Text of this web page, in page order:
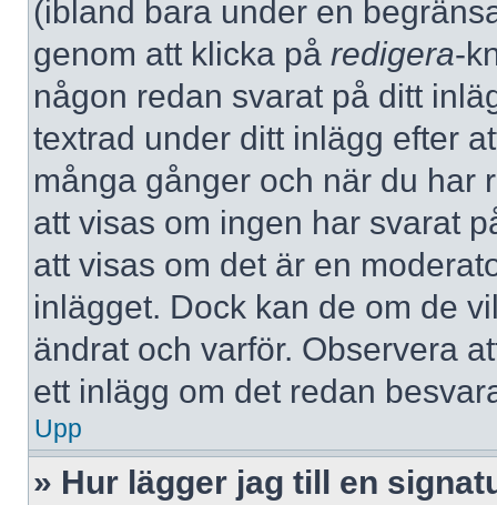
(ibland bara under en
genom att klicka på redigera-
någon redan svarat på ditt
textrad under ditt inlägg efter
många gånger och när du har
att visas om ingen har svarat
att visas om det är en
inlägget. Dock kan de om de
ändrat och varför. Observera
ett inlägg om det redan
Upp
» Hur lägger jag till en